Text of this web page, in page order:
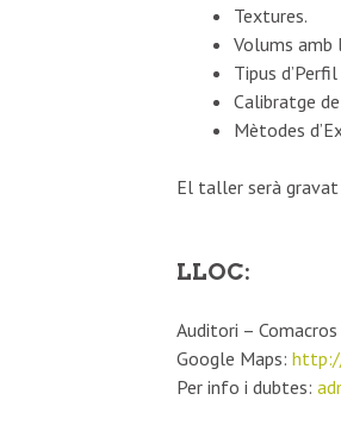
Textures.
Volums amb
Tipus
Calibratge
Mètodes
El taller serà
LLOC:
Auditori – Comacros
Google Maps:
Per info i dubtes: